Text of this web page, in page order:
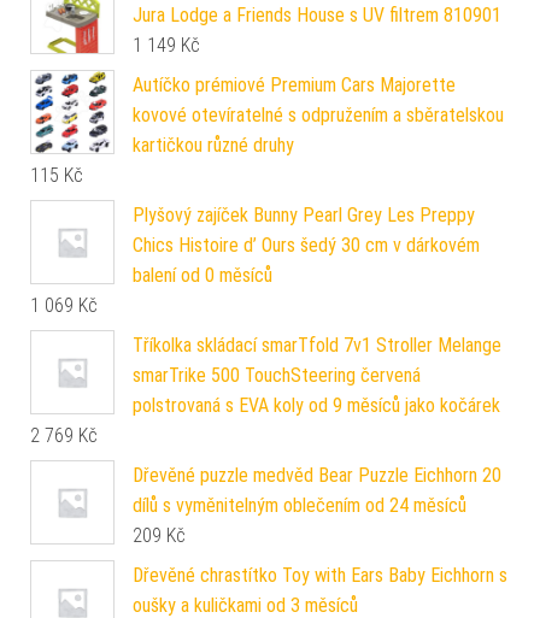
Jura Lodge a Friends House s UV filtrem 810901
1 149 Kč
Autíčko prémiové Premium Cars Majorette
kovové otevíratelné s odpružením a sběratelskou
kartičkou různé druhy
115 Kč
Plyšový zajíček Bunny Pearl Grey Les Preppy
Chics Histoire d’ Ours šedý 30 cm v dárkovém
balení od 0 měsíců
1 069 Kč
Tříkolka skládací smarTfold 7v1 Stroller Melange
smarTrike 500 TouchSteering červená
polstrovaná s EVA koly od 9 měsíců jako kočárek
2 769 Kč
Dřevěné puzzle medvěd Bear Puzzle Eichhorn 20
dílů s vyměnitelným oblečením od 24 měsíců
209 Kč
Dřevěné chrastítko Toy with Ears Baby Eichhorn s
oušky a kuličkami od 3 měsíců